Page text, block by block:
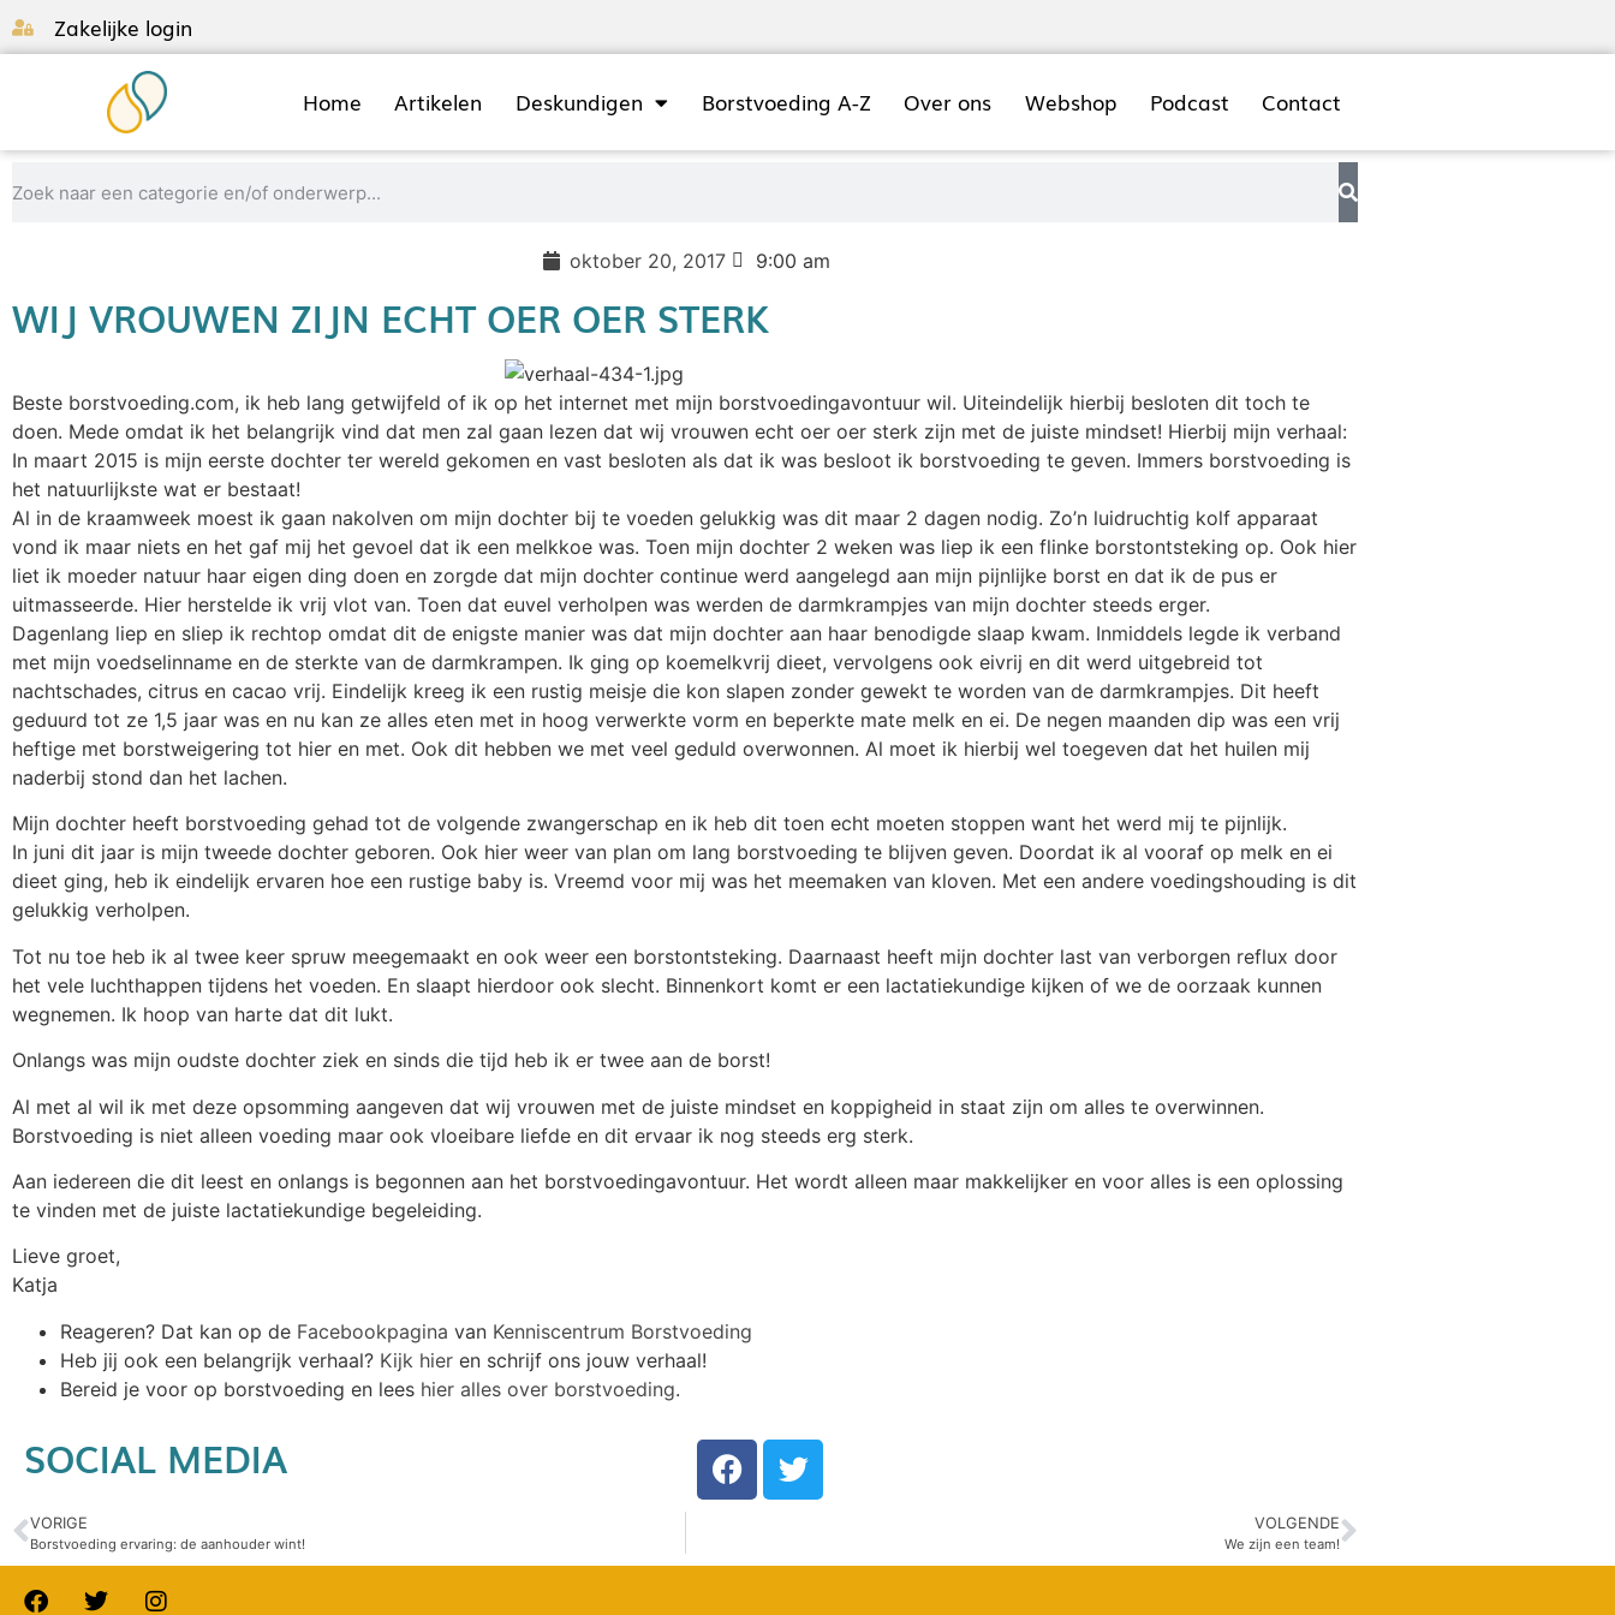
Zakelijke login
Home Artikelen Deskundigen Borstvoeding A-Z Over ons Webshop Podcast Contact
oktober 20, 2017 9:00 am
WIJ VROUWEN ZIJN ECHT OER OER STERK
Beste borstvoeding.com, ik heb lang getwijfeld of ik op het internet met mijn borstvoedingavontuur wil. Uiteindelijk hierbij besloten dit toch te
doen. Mede omdat ik het belangrijk vind dat men zal gaan lezen dat wij vrouwen echt oer oer sterk zijn met de juiste mindset! Hierbij mijn verhaal:
In maart 2015 is mijn eerste dochter ter wereld gekomen en vast besloten als dat ik was besloot ik borstvoeding te geven. Immers borstvoeding is
het natuurlijkste wat er bestaat!
Al in de kraamweek moest ik gaan nakolven om mijn dochter bij te voeden gelukkig was dit maar 2 dagen nodig. Zo’n luidruchtig kolf apparaat
vond ik maar niets en het gaf mij het gevoel dat ik een melkkoe was. Toen mijn dochter 2 weken was liep ik een flinke borstontsteking op. Ook hier
liet ik moeder natuur haar eigen ding doen en zorgde dat mijn dochter continue werd aangelegd aan mijn pijnlijke borst en dat ik de pus er
uitmasseerde. Hier herstelde ik vrij vlot van. Toen dat euvel verholpen was werden de darmkrampjes van mijn dochter steeds erger.
Dagenlang liep en sliep ik rechtop omdat dit de enigste manier was dat mijn dochter aan haar benodigde slaap kwam. Inmiddels legde ik verband
met mijn voedselinname en de sterkte van de darmkrampen. Ik ging op koemelkvrij dieet, vervolgens ook eivrij en dit werd uitgebreid tot
nachtschades, citrus en cacao vrij. Eindelijk kreeg ik een rustig meisje die kon slapen zonder gewekt te worden van de darmkrampjes. Dit heeft
geduurd tot ze 1,5 jaar was en nu kan ze alles eten met in hoog verwerkte vorm en beperkte mate melk en ei. De negen maanden dip was een vrij
heftige met borstweigering tot hier en met. Ook dit hebben we met veel geduld overwonnen. Al moet ik hierbij wel toegeven dat het huilen mij
naderbij stond dan het lachen.
Mijn dochter heeft borstvoeding gehad tot de volgende zwangerschap en ik heb dit toen echt moeten stoppen want het werd mij te pijnlijk.
In juni dit jaar is mijn tweede dochter geboren. Ook hier weer van plan om lang borstvoeding te blijven geven. Doordat ik al vooraf op melk en ei
dieet ging, heb ik eindelijk ervaren hoe een rustige baby is. Vreemd voor mij was het meemaken van kloven. Met een andere voedingshouding is dit
gelukkig verholpen.
Tot nu toe heb ik al twee keer spruw meegemaakt en ook weer een borstontsteking. Daarnaast heeft mijn dochter last van verborgen reflux door
het vele luchthappen tijdens het voeden. En slaapt hierdoor ook slecht. Binnenkort komt er een lactatiekundige kijken of we de oorzaak kunnen
wegnemen. Ik hoop van harte dat dit lukt.
Onlangs was mijn oudste dochter ziek en sinds die tijd heb ik er twee aan de borst!
Al met al wil ik met deze opsomming aangeven dat wij vrouwen met de juiste mindset en koppigheid in staat zijn om alles te overwinnen.
Borstvoeding is niet alleen voeding maar ook vloeibare liefde en dit ervaar ik nog steeds erg sterk.
Aan iedereen die dit leest en onlangs is begonnen aan het borstvoedingavontuur. Het wordt alleen maar makkelijker en voor alles is een oplossing
te vinden met de juiste lactatiekundige begeleiding.
Lieve groet,
Katja
Reageren? Dat kan op de Facebookpagina van Kenniscentrum Borstvoeding
Heb jij ook een belangrijk verhaal? Kijk hier en schrijf ons jouw verhaal!
Bereid je voor op borstvoeding en lees hier alles over borstvoeding.
SOCIAL MEDIA
VORIGE
Borstvoeding ervaring: de aanhouder wint!
VOLGENDE
We zijn een team!